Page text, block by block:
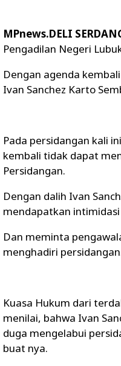
MPnews.DELI
Pengadilan Negeri
Dengan agenda
Ivan Sanchez Karto
Pada persidangan kali
kembali tidak dapat
Persidangan.
Dengan dalih Ivan
mendapatkan
Dan meminta
menghadiri
Kuasa Hukum dari
menilai, bahwa Ivan
duga mengelabui
buat nya.